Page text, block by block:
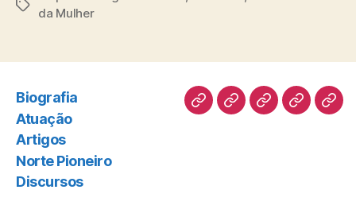
Tags
da Mulher
Biografia
Atuação
Artigos
Norte Pioneiro
Discursos
BiografiaAtuaçãoArtigosNorte